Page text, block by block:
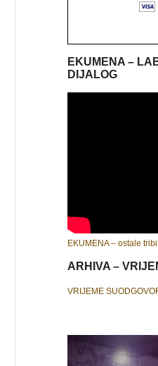
EKUMENA –
DIJALOG
EKUMENA – ostale
ARHIVA –
VRIJEME